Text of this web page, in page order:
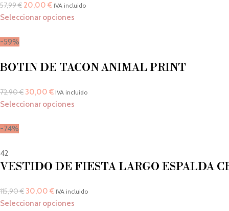
57,99€ 20,00 € IVA incluido
Seleccionar opciones
-59%
BOTIN DE TACON ANIMAL PRINT
72,90€ 30,00 € IVA incluido
Seleccionar opciones
-74%
42
VESTIDO DE FIESTA LARGO ESPALDA
115,90€ 30,00 € IVA incluido
Seleccionar opciones